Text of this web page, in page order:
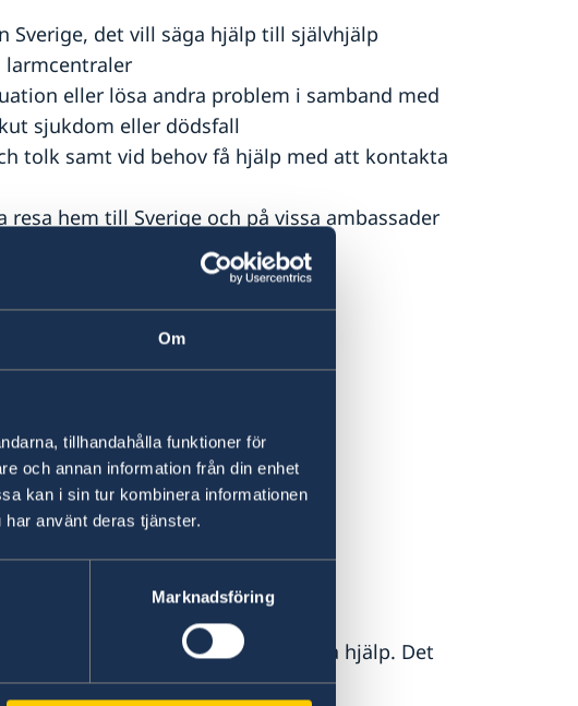
Om
tillhandahålla funktioner för
och annan information från din enhet
kan i sin tur kombinera informationen
använt deras tjänster.
Marknadsföring
Sverige, det vill säga hjälp till självhjälp
eller lösa andra problem i samband med
sjukdom eller dödsfall
tolk samt vid behov få hjälp med att kontakta
hem till Sverige och på vissa ambassader
med?
bosatt i Sverige.
som är bosatt i Sverige få hjälp. Det
är bosatt i Sverige.